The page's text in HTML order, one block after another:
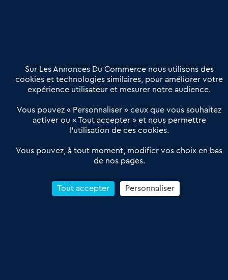
Offres Pro
Actualités
Qui sommes nous ?
Derniers articles
Réseau 3C : un partenaire national dédié aux transactions
Petitscommerces : Un partenariat au service du commerce de
proximité et des territoires
Reprendre un Restaurant Rapide
Sur Les Annonces Du Commerce nous utilisons des
cookies et technologies similaires, pour améliorer votre
expérience utilisateur et mesurer notre audience.
Vous pouvez « Personnaliser » ceux que vous souhaitez
activer ou « Tout accepter » et nous permettre
l’utilisation de ces cookies.
Vous pouvez, à tout moment, modifier vos choix en bas
de nos pages.
Tout accepter Personnaliser